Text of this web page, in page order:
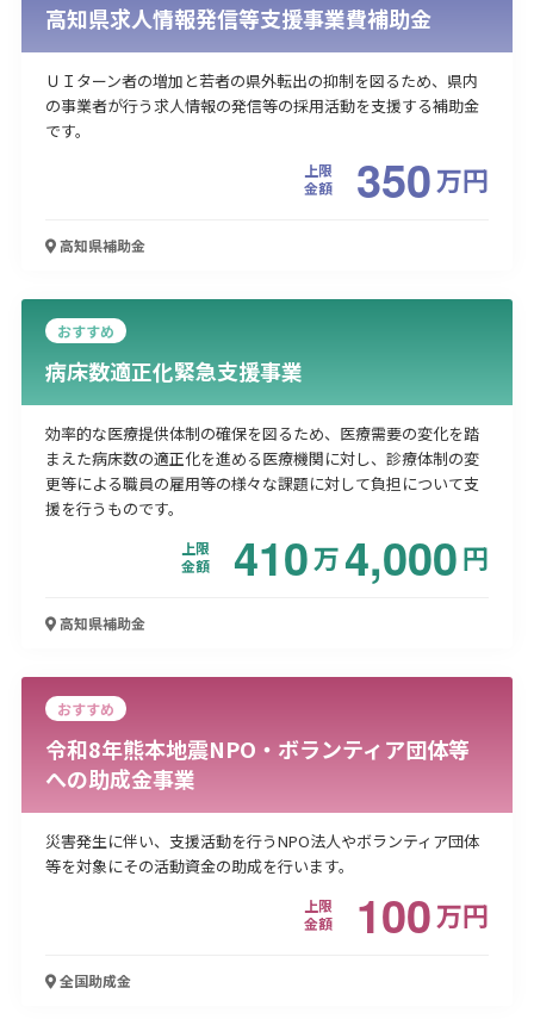
高知県求人情報発信等支援事業費補助金
ＵＩターン者の増加と若者の県外転出の抑制を図るため、県内
の事業者が行う求人情報の発信等の採用活動を支援する補助金
です。
上限
金額
350万円
高知県補助金
おすすめ
病床数適正化緊急支援事業
効率的な医療提供体制の確保を図るため、医療需要の変化を踏
まえた病床数の適正化を進める医療機関に対し、診療体制の変
更等による職員の雇用等の様々な課題に対して負担について支
援を行うものです。
上限
金額
410万4,000円
高知県補助金
おすすめ
令和8年熊本地震NPO・ボランティア団体等
への助成金事業
災害発生に伴い、支援活動を行うNPO法人やボランティア団体
等を対象にその活動資金の助成を行います。
上限
金額
100万円
全国助成金